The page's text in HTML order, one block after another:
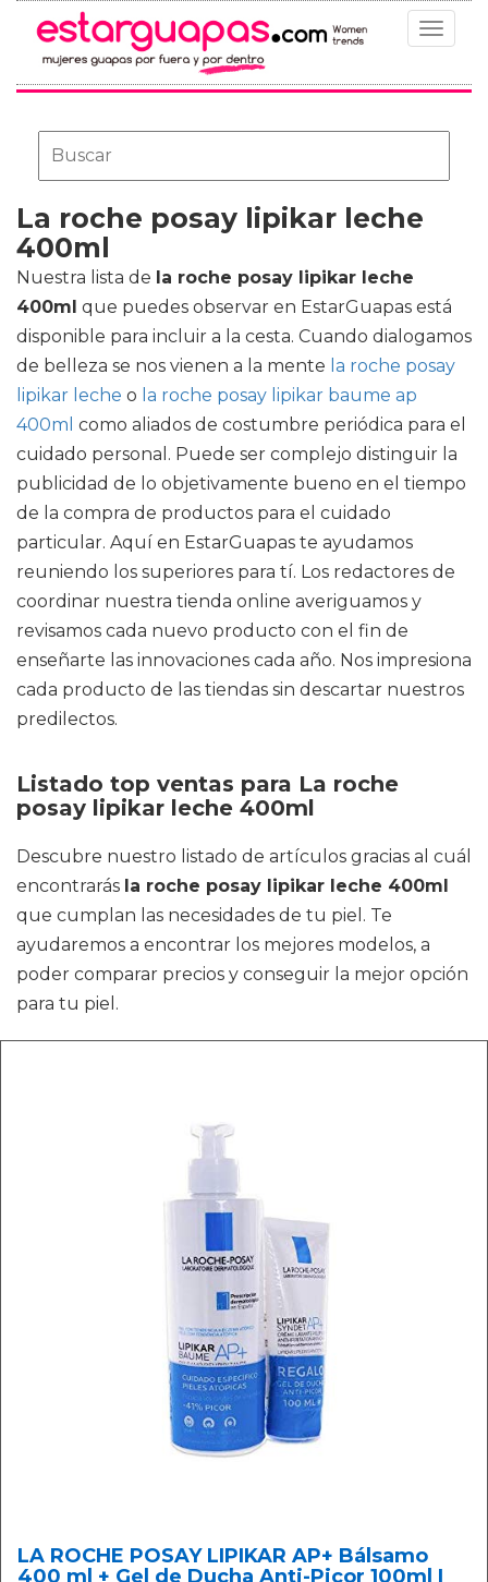
Toggle
La roche posay lipikar leche
400ml
Nuestra lista de la roche posay lipikar leche
400ml que puedes observar en EstarGuapas está
disponible para incluir a la cesta. Cuando dialogamos
de belleza se nos vienen a la mente la roche posay
lipikar leche o la roche posay lipikar baume ap
400ml como aliados de costumbre periódica para el
cuidado personal. Puede ser complejo distinguir la
publicidad de lo objetivamente bueno en el tiempo
de la compra de productos para el cuidado
particular. Aquí en EstarGuapas te ayudamos
reuniendo los superiores para tí. Los redactores de
coordinar nuestra tienda online averiguamos y
revisamos cada nuevo producto con el fin de
enseñarte las innovaciones cada año. Nos impresiona
cada producto de las tiendas sin descartar nuestros
predilectos.
Listado top ventas para La roche
posay lipikar leche 400ml
Descubre nuestro listado de artículos gracias al cuál
encontrarás la roche posay lipikar leche 400ml
que cumplan las necesidades de tu piel. Te
ayudaremos a encontrar los mejores modelos, a
poder comparar precios y conseguir la mejor opción
para tu piel.
LA ROCHE POSAY LIPIKAR AP+ Bálsamo
400 ml + Gel de Ducha Anti-Picor 100ml |